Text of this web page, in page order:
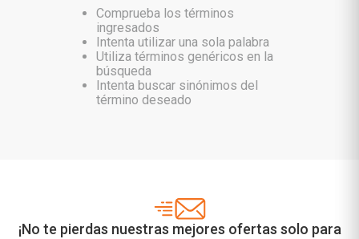
Comprueba los términos
ingresados
Intenta utilizar una sola palabra
Utiliza términos genéricos en la
búsqueda
Intenta buscar sinónimos del
término deseado
¡No te pierdas nuestras mejores ofertas solo para